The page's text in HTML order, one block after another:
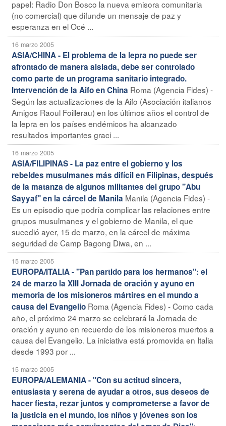
papel: Radio Don Bosco la nueva emisora comunitaria
(no comercial) que difunde un mensaje de paz y
esperanza en el Océ ...
16 marzo 2005
ASIA/CHINA - El problema de la lepra no puede ser
afrontado de manera aislada, debe ser controlado
como parte de un programa sanitario integrado.
Intervención de la Aifo en China Roma (Agencia Fides) -
Según las actualizaciones de la Aifo (Asociación italianos
Amigos Raoul Foillerau) en los últimos años el control de
la lepra en los países endémicos ha alcanzado
resultados importantes graci ...
16 marzo 2005
ASIA/FILIPINAS - La paz entre el gobierno y los
rebeldes musulmanes más difícil en Filipinas, después
de la matanza de algunos militantes del grupo "Abu
Sayyaf" en la cárcel de Manila Manila (Agencia Fides) -
Es un episodio que podría complicar las relaciones entre
grupos musulmanes y el gobierno de Manila, el que
sucedió ayer, 15 de marzo, en la cárcel de máxima
seguridad de Camp Bagong Diwa, en ...
15 marzo 2005
EUROPA/ITALIA - "Pan partido para los hermanos": el
24 de marzo la XIII Jornada de oración y ayuno en
memoria de los misioneros mártires en el mundo a
causa del Evangelio Roma (Agencia Fides) - Como cada
año, el próximo 24 marzo se celebrará la Jornada de
oración y ayuno en recuerdo de los misioneros muertos a
causa del Evangelio. La iniciativa está promovida en Italia
desde 1993 por ...
15 marzo 2005
EUROPA/ALEMANIA - "Con su actitud sincera,
entusiasta y serena de ayudar a otros, sus deseos de
hacer fiesta, rezar juntos y comprometerse a favor de
la justicia en el mundo, los niños y jóvenes son los